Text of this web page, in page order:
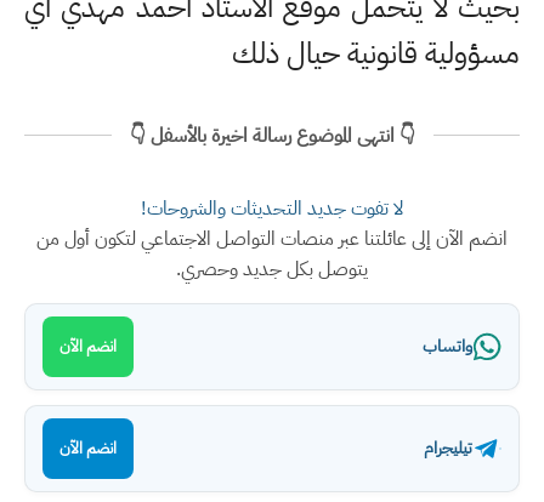
مسؤولية قانونية حيال ذلك
👇 انتهى الموضوع رسالة اخيرة بالأسفل 👇
لا تفوت جديد التحديثات والشروحات!
انضم الآن إلى عائلتنا عبر منصات التواصل الاجتماعي لتكون أول من
يتوصل بكل جديد وحصري.
واتساب انضم الآن
تيليجرام انضم الآن